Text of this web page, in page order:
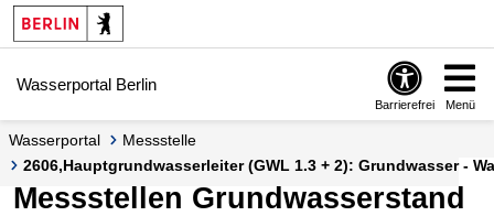
Springe zur Navigation
Springe zum Inhalt
Wasserportal Berlin
Barrierefrei Menü
Wasserportal
Messstelle
2606,Hauptgrundwasserleiter (GWL 1.3 + 2): Grundwasser -
Messstellen Grundwasserstand